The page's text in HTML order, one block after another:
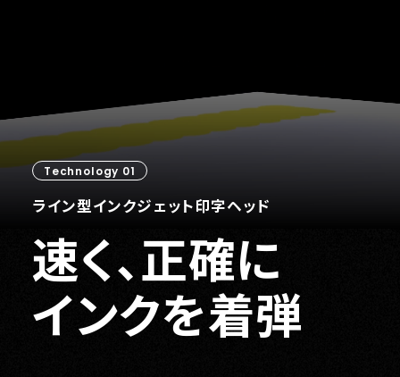
Technology 01
ライン型インクジェット印字ヘッド
速く、正確に
インクを着弾